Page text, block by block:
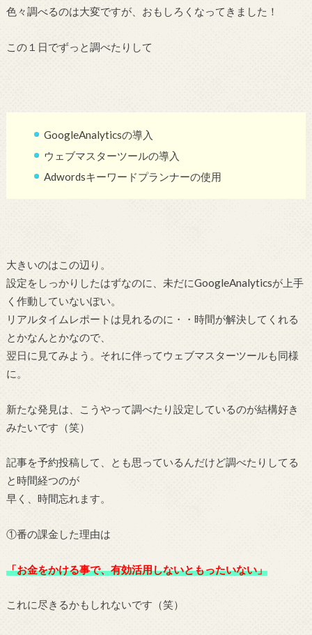
色々調べるのは大変ですが、おもしろくなってきました！
この１日でずっと調べたりして
GoogleAnalyticsの導入
ウェブマスターツールの導入
Adwordsキーワードプランナーの使用
大きいのはこの辺り。
設定をしっかりしたはずなのに、未だにGoogleAnalyticsが上手
く作動していないぽい。
リアルタイムレポートは見れるのに・・時間が解決してくれる
とかなんとかなので、
翌日に見てみよう。それに伴ってウェブマスターツールも同様
に。
新たな発見は、こうやって調べたり設定しているのが結構好き
みたいです（笑）
記事を予約投稿して、とも思っているんだけど調べたりしてる
と時間経つのが
早く、時間忘れます。
①番の課金した理由は
「お金をかける事で、有効活用しないともったいない」
これに尽きるかもしれないです（笑）